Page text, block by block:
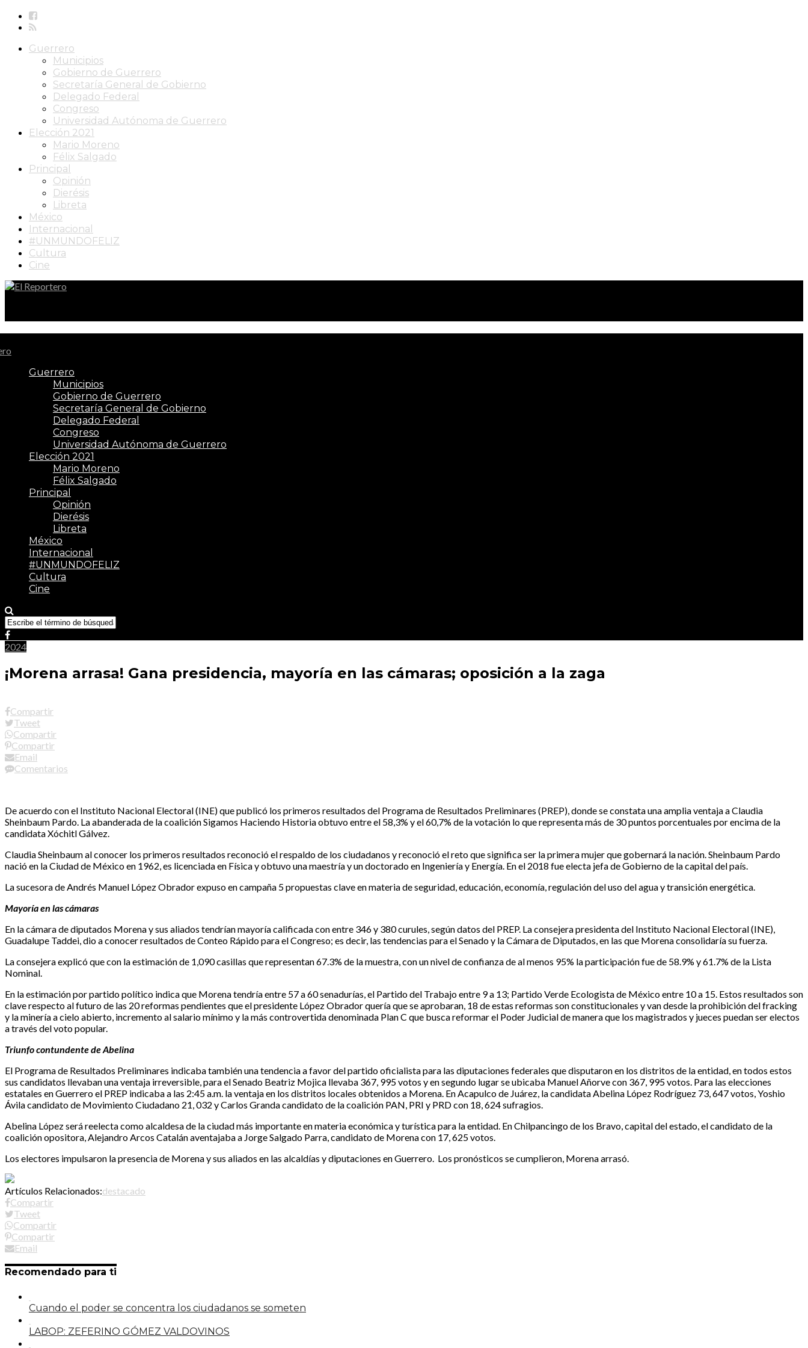
Guerrero
Municipios
Gobierno de Guerrero
Secretaría General de Gobierno
Delegado Federal
Congreso
Universidad Autónoma de Guerrero
Elección 2021
Mario Moreno
Félix Salgado
Principal
Opinión
Dierésis
Libreta
México
Internacional
#UNMUNDOFELIZ
Cultura
Cine
Guerrero
Municipios
Gobierno de Guerrero
Secretaría General de Gobierno
Delegado Federal
Congreso
Universidad Autónoma de Guerrero
Elección 2021
Mario Moreno
Félix Salgado
Principal
Opinión
Dierésis
Libreta
México
Internacional
#UNMUNDOFELIZ
Cultura
Cine
2024
¡Morena arrasa! Gana presidencia, mayoría en las cámaras; oposición a la zaga
Compartir
Tweet
Compartir
Compartir
Email
Comentarios
De acuerdo con el Instituto Nacional Electoral (INE) que publicó los primeros resultados del Programa de Resultados Preliminares (PREP), donde se constata una amplia ventaja a Claudia
Sheinbaum Pardo. La abanderada de la coalición Sigamos Haciendo Historia obtuvo entre el 58,3% y el 60,7% de la votación lo que representa más de 30 puntos porcentuales por encima de la
candidata Xóchitl Gálvez.
Claudia Sheinbaum al conocer los primeros resultados reconoció el respaldo de los ciudadanos y reconoció el reto que significa ser la primera mujer que gobernará la nación. Sheinbaum Pardo
nació en la Ciudad de México en 1962, es licenciada en Física y obtuvo una maestría y un doctorado en Ingeniería y Energía. En el 2018 fue electa jefa de Gobierno de la capital del país.
La sucesora de Andrés Manuel López Obrador expuso en campaña 5 propuestas clave en materia de seguridad, educación, economía, regulación del uso del agua y transición energética.
Mayoría en las cámaras
En la cámara de diputados Morena y sus aliados tendrían mayoría calificada con entre 346 y 380 curules, según datos del PREP. La consejera presidenta del Instituto Nacional Electoral (INE),
Guadalupe Taddei, dio a conocer resultados de Conteo Rápido para el Congreso; es decir, las tendencias para el Senado y la Cámara de Diputados, en las que Morena consolidaría su fuerza.
La consejera explicó que con la estimación de 1,090 casillas que representan 67.3% de la muestra, con un nivel de confianza de al menos 95% la participación fue de 58.9% y 61.7% de la Lista
Nominal.
En la estimación por partido político indica que Morena tendría entre 57 a 60 senadurías, el Partido del Trabajo entre 9 a 13; Partido Verde Ecologista de México entre 10 a 15. Estos resultados son
clave respecto al futuro de las 20 reformas pendientes que el presidente López Obrador quería que se aprobaran, 18 de estas reformas son constitucionales y van desde la prohibición del fracking
y la minería a cielo abierto, incremento al salario mínimo y la más controvertida denominada Plan C que busca reformar el Poder Judicial de manera que los magistrados y jueces puedan ser electos
a través del voto popular.
Triunfo contundente de Abelina
El Programa de Resultados Preliminares indicaba también una tendencia a favor del partido oficialista para las diputaciones federales que disputaron en los distritos de la entidad, en todos estos
sus candidatos llevaban una ventaja irreversible, para el Senado Beatriz Mojica llevaba 367, 995 votos y en segundo lugar se ubicaba Manuel Añorve con 367, 995 votos. Para las elecciones
estatales en Guerrero el PREP indicaba a las 2:45 a.m. la ventaja en los distritos locales obtenidos a Morena. En Acapulco de Juárez, la candidata Abelina López Rodríguez 73, 647 votos, Yoshio
Ávila candidato de Movimiento Ciudadano 21, 032 y Carlos Granda candidato de la coalición PAN, PRI y PRD con 18, 624 sufragios.
Abelina López será reelecta como alcaldesa de la ciudad más importante en materia económica y turística para la entidad. En Chilpancingo de los Bravo, capital del estado, el candidato de la
coalición opositora, Alejandro Arcos Catalán aventajaba a Jorge Salgado Parra, candidato de Morena con 17, 625 votos.
Los electores impulsaron la presencia de Morena y sus aliados en las alcaldías y diputaciones en Guerrero. Los pronósticos se cumplieron, Morena arrasó.
Artículos Relacionados:destacado
Compartir
Tweet
Compartir
Compartir
Email
Recomendado para ti
Cuando el poder se concentra los ciudadanos se someten
LABOP: ZEFERINO GÓMEZ VALDOVINOS